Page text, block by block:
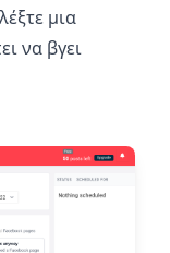
μια
να βγει